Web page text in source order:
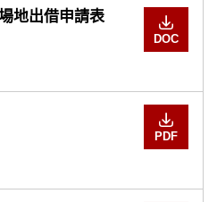
地出借申請表
DOC
PDF